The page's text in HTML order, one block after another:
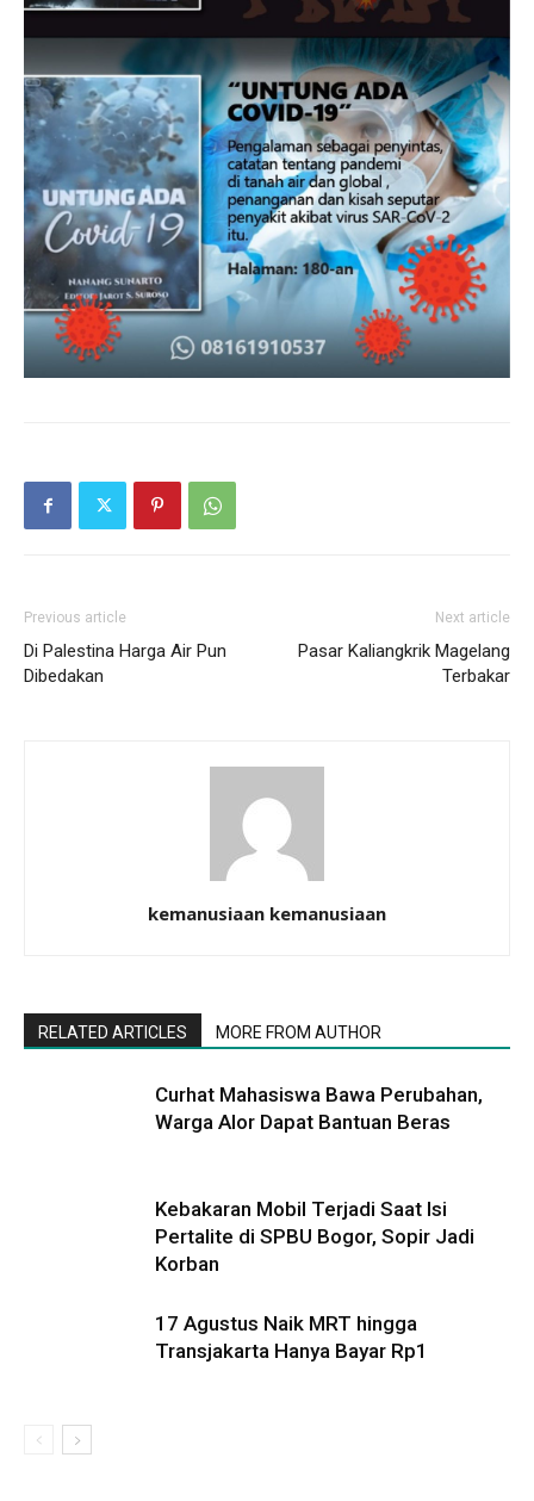
Previous article
Di Palestina Harga Air Pun
Dibedakan
Next article
Pasar Kaliangkrik Magelang
Terbakar
kemanusiaan kemanusiaan
RELATED ARTICLES MORE FROM AUTHOR
Curhat Mahasiswa Bawa Perubahan,
Warga Alor Dapat Bantuan Beras
Kebakaran Mobil Terjadi Saat Isi
Pertalite di SPBU Bogor, Sopir Jadi
Korban
17 Agustus Naik MRT hingga
Transjakarta Hanya Bayar Rp1